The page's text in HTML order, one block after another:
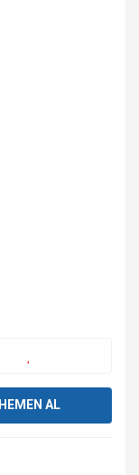
HEMEN AL